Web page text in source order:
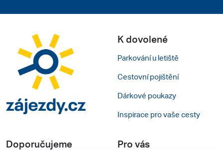
K dovolené
Parkování u letiště
Cestovní pojištění
Dárkové poukazy
Inspirace pro vaše cesty
Doporučujeme Pro vás